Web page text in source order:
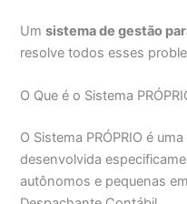
Umsistema de gestão
resolve todos esses
O Que é o Sistema
O Sistema PRÓPRIO é
desenvolvida
autônomos e pequenas